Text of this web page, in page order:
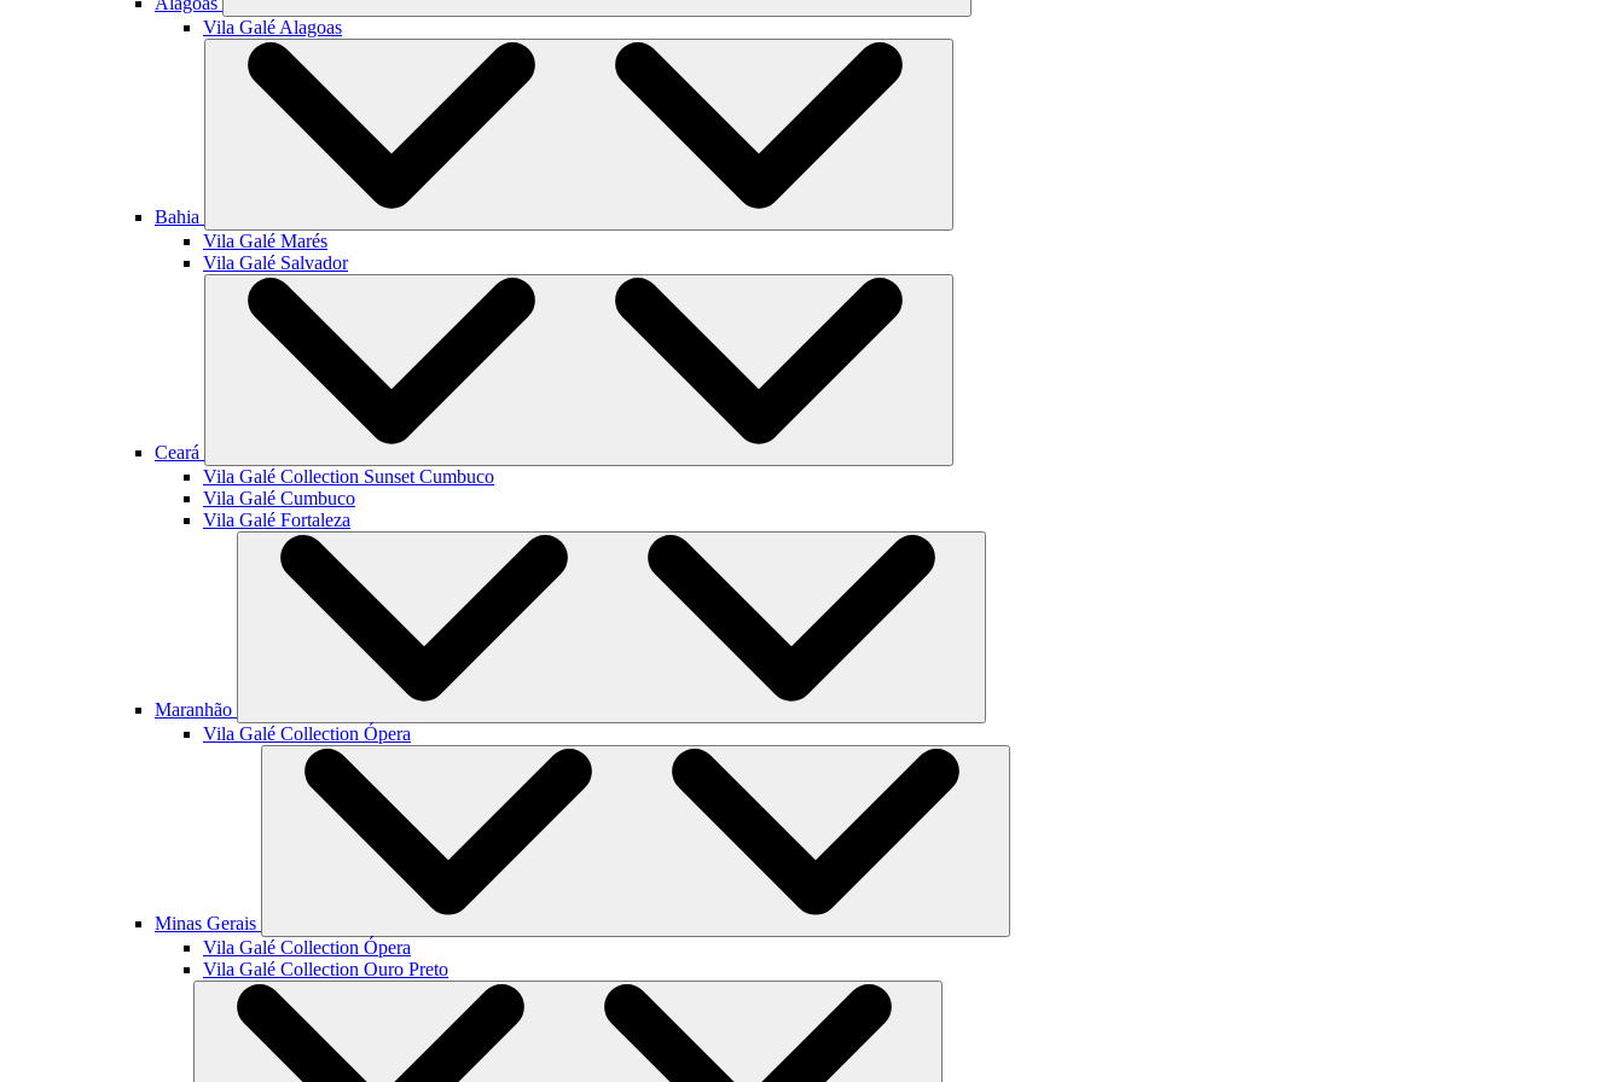
Vila Galé Alagoas
Bahia
Vila Galé Marés
Vila Galé Salvador
Ceará
Vila Galé Collection Sunset Cumbuco
Vila Galé Cumbuco
Vila Galé Fortaleza
Maranhão
Vila Galé Collection Ópera
Minas Gerais
Vila Galé Collection Ópera
Vila Galé Collection Ouro Preto